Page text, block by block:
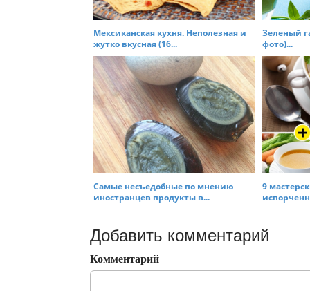
Мексиканская кухня. Неполезная и
жутко вкусная (16...
Зеленый
фото)...
Самые несъедобные по мнению
иностранцев продукты в...
9
Добавить комментарий
Комментарий